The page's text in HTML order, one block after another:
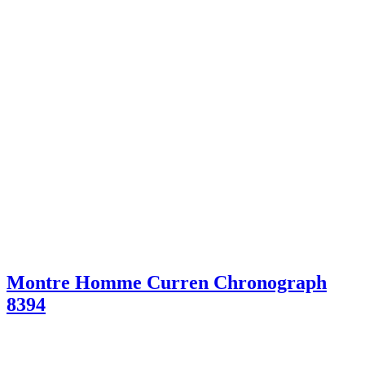
Montre Homme Curren Chronograph
8394